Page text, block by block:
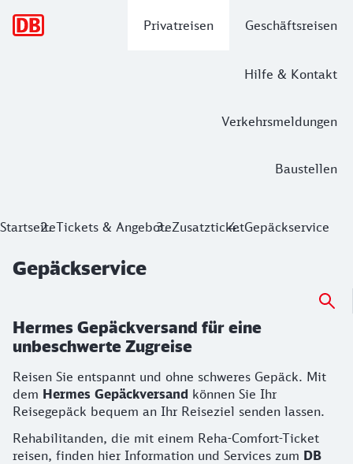
Privatreisen Geschäftsreisen
Hilfe & Kontakt
Verkehrsmeldungen
Baustellen
Gepäckservice
StartseiteTickets & AngeboteZusatzticketGepäckservice
Gepäckservice
Hermes Gepäckversand für eine
unbeschwerte Zugreise
Reisen Sie entspannt und ohne schweres Gepäck. Mit
dem Hermes Gepäckversand können Sie Ihr
Reisegepäck bequem an Ihr Reiseziel senden lassen.
Rehabilitanden, die mit einem Reha-Comfort-Ticket
reisen, finden hier Information und Services zum DB